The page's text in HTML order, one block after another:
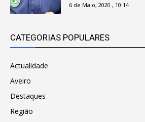
6 de Maio, 2020 , 10:14
CATEGORIAS POPULARES
Actualidade
Aveiro
Destaques
Região